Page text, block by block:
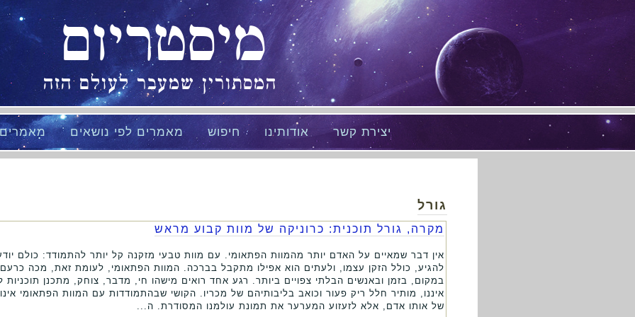
מיסטריום
המסתורין שמעבר לעולם הזה
מאמרים לפי נושאים חיפוש אודותינו יצירת קשר
גורל
מקרה, גורל תוכנית: כרוניקה של מוות קבוע מראש
אין דבר שמאיים על האדם יותר מהמוות הפתאומי. עם מוות טבעי מזקנה קל יותר להתמודד: כולם
להגיע, כולל הזקן עצמו, ולעתים הוא אפילו מתקבל בברכה. המוות הפתאומי, לעומת זאת, מכה כרעם
במקום, בזמן ובאנשים הבלתי צפויים ביותר. רגע אחד רואים מישהו חי, מדבר, צוחק, מתכנן תוכניות
איננו, מותיר חלל ריק פעור וכואב בליבותיהם של מכריו. הקושי שבהתמודדות עם המוות הפתאומי
של אותו אדם, אלא לזעזוע המערער את תמונת עולמנו המסודרת. ה...